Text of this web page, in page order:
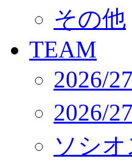
サステナビリティ
Web制作支援
応援プロジェクト
その他
TEAM
2026/
2026/
ソシオ